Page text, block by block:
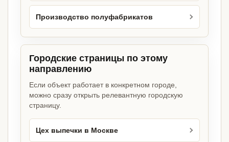
Производство полуфабрикатов
Городские страницы по этому
направлению
Если объект работает в конкретном городе,
можно сразу открыть релевантную городскую
страницу.
Цех выпечки в Москве